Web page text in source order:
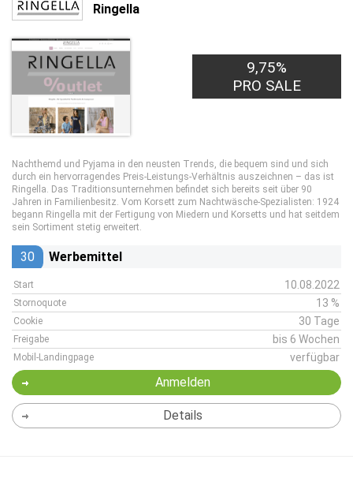
Ringella
9,75%
PRO SALE
Nachthemd und Pyjama in den neusten Trends, die bequem sind und sich
durch ein hervorragendes Preis-Leistungs-Verhältnis auszeichnen – das ist
Ringella. Das Traditionsunternehmen befindet sich bereits seit über 90
Jahren in Familienbesitz. Vom Korsett zum Nachtwäsche-Spezialisten: 1924
begann Ringella mit der Fertigung von Miedern und Korsetts und hat seitdem
sein Sortiment stetig erweitert.
30 Werbemittel
Start 10.08.2022
Stornoquote 13 %
Cookie 30 Tage
Freigabe bis 6 Wochen
Mobil-Landingpage verfügbar
Anmelden
Details